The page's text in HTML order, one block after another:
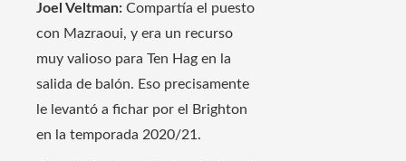
Joel Veltman: Compartía el puesto
con Mazraoui, y era un recurso
muy valioso para Ten Hag en la
salida de balón. Eso precisamente
le levantó a fichar por el Brighton
en la temporada 2020/21.